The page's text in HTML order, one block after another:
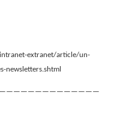
extranet/article/un-
newsletters.shtml